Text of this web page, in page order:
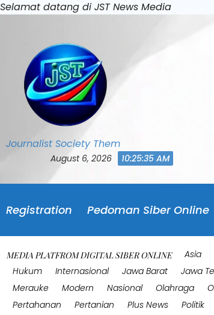
Selamat datang di JST News MediaSkip
Journalist Society Them
August 6, 2026 10:25:38 AM
Registration Pedoman Siber Online
MEDIA PLATFROM DIGITAL SIBER ONLINE Asia
Hukum
Internasional Jawa Barat Jawa
Merauke
Modern Nasional Olahraga
Pertahanan
Pertanian Plus News Politik